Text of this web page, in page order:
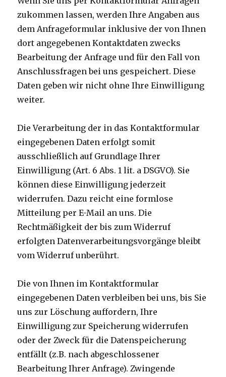
zukommen lassen, werden Ihre Angaben aus
dem Anfrageformular inklusive der von Ihnen
dort angegebenen Kontaktdaten zwecks
Bearbeitung der Anfrage und für den Fall von
Anschlussfragen bei uns gespeichert. Diese
Daten geben wir nicht ohne Ihre Einwilligung
weiter.
Die Verarbeitung der in das Kontaktformular
eingegebenen Daten erfolgt somit
ausschließlich auf Grundlage Ihrer
Einwilligung (Art. 6 Abs. 1 lit. a DSGVO). Sie
können diese Einwilligung jederzeit
widerrufen. Dazu reicht eine formlose
Mitteilung per E-Mail an uns. Die
Rechtmäßigkeit der bis zum Widerruf
erfolgten Datenverarbeitungsvorgänge bleibt
vom Widerruf unberührt.
Die von Ihnen im Kontaktformular
eingegebenen Daten verbleiben bei uns, bis Sie
uns zur Löschung auffordern, Ihre
Einwilligung zur Speicherung widerrufen
oder der Zweck für die Datenspeicherung
entfällt (z.B. nach abgeschlossener
Bearbeitung Ihrer Anfrage). Zwingende